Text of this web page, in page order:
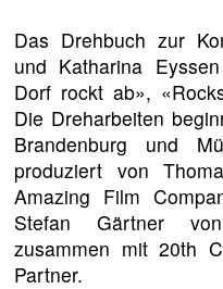
Das Drehbuch zur
und Katharina
Dorf rockt ab»,
Die Dreharbeiten
Brandenburg und
produziert von
Amazing Film
Stefan Gärtner
zusammen mit 20th
Partner.